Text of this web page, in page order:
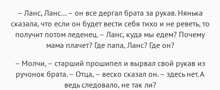
– Ланс, Ланс… – он все дергал брата за рукав. Нянька
сказала, что если он будет вести себя тихо и не реветь, то
получит потом леденец. – Ланс, куда мы едем? Почему
мама плачет? Где папа, Ланс? Где он?
– Молчи, – старший прошипел и вырвал свой рукав из
ручонок брата. – Отца, – веско сказал он. – здесь нет. А
ведь следовало, не так ли?